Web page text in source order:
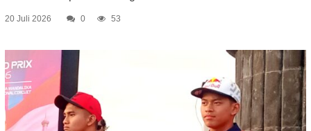
20 Juli 2026 0 53